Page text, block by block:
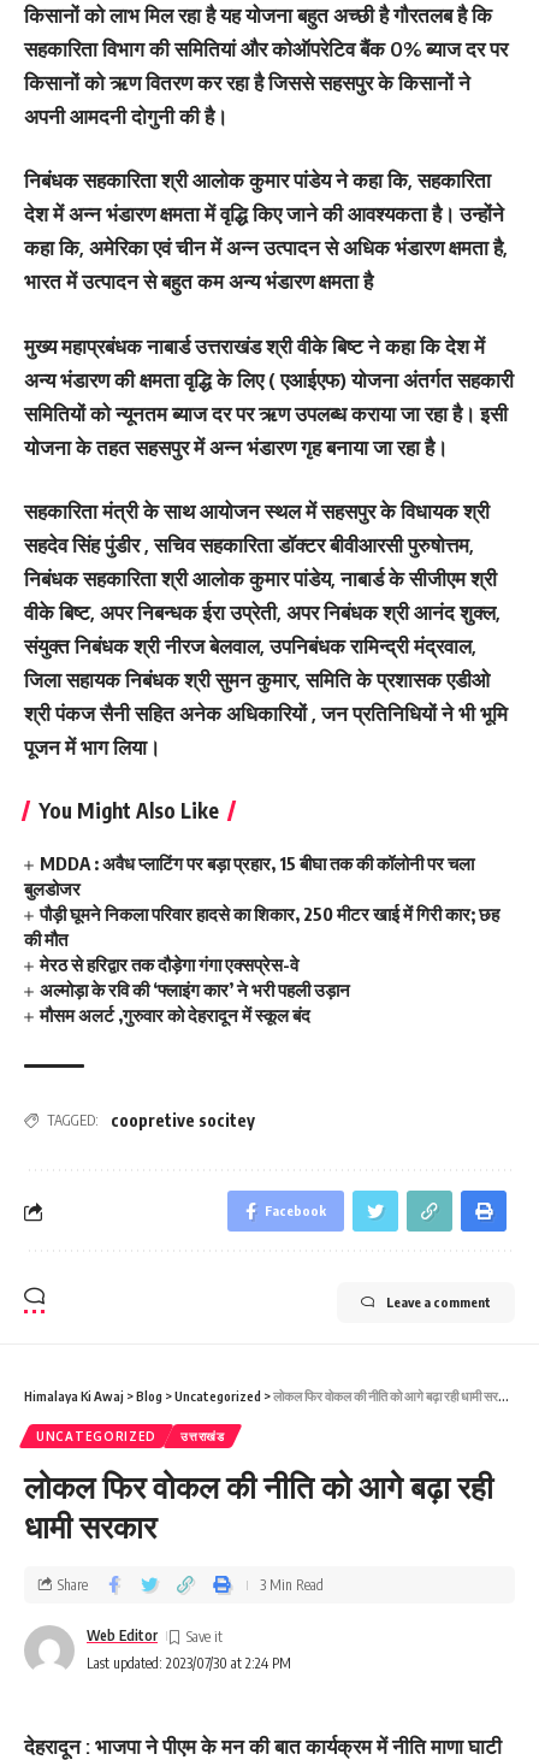
किसानों को लाभ मिल रहा है यह योजना बहुत अच्छी है गौरतलब है कि
सहकारिता विभाग की समितियां और कोऑपरेटिव बैंक 0% ब्याज दर पर
किसानों को ऋण वितरण कर रहा है जिससे सहसपुर के किसानों ने
अपनी आमदनी दोगुनी की है।
निबंधक सहकारिता श्री आलोक कुमार पांडेय ने कहा कि, सहकारिता
देश में अन्न भंडारण क्षमता में वृद्धि किए जाने की आवश्यकता है। उन्होंने
कहा कि, अमेरिका एवं चीन में अन्न उत्पादन से अधिक भंडारण क्षमता है,
भारत में उत्पादन से बहुत कम अन्य भंडारण क्षमता है
मुख्य महाप्रबंधक नाबार्ड उत्तराखंड श्री वीके बिष्ट ने कहा कि देश में
अन्य भंडारण की क्षमता वृद्धि के लिए ( एआईएफ) योजना अंतर्गत सहकारी
समितियों को न्यूनतम ब्याज दर पर ऋण उपलब्ध कराया जा रहा है। इसी
योजना के तहत सहसपुर में अन्न भंडारण गृह बनाया जा रहा है।
सहकारिता मंत्री के साथ आयोजन स्थल में सहसपुर के विधायक श्री
सहदेव सिंह पुंडीर , सचिव सहकारिता डॉक्टर बीवीआरसी पुरुषोत्तम,
निबंधक सहकारिता श्री आलोक कुमार पांडेय, नाबार्ड के सीजीएम श्री
वीके बिष्ट, अपर निबन्धक ईरा उप्रेती, अपर निबंधक श्री आनंद शुक्ल,
संयुक्त निबंधक श्री नीरज बेलवाल, उपनिबंधक रामिन्द्री मंद्रवाल,
जिला सहायक निबंधक श्री सुमन कुमार, समिति के प्रशासक एडीओ
श्री पंकज सैनी सहित अनेक अधिकारियों , जन प्रतिनिधियों ने भी भूमि
पूजन में भाग लिया।
You Might Also Like
MDDA : अवैध प्लाटिंग पर बड़ा प्रहार, 15 बीघा तक की कॉलोनी पर चला
बुलडोजर
पौड़ी घूमने निकला परिवार हादसे का शिकार, 250 मीटर खाई में गिरी कार; छह
की मौत
मेरठ से हरिद्वार तक दौड़ेगा गंगा एक्सप्रेस-वे
अल्मोड़ा के रवि की ‘फ्लाइंग कार’ ने भरी पहली उड़ान
मौसम अलर्ट ,गुरुवार को देहरादून में स्कूल बंद
TAGGED: coopretive socitey
Facebook
Leave a comment
Himalaya Ki Awaj >Blog >Uncategorized >लोकल फिर वोकल की नीति को आगे बढ़ा रही धामी सरकार
UNCATEGORIZED उत्तराखंड
लोकल फिर वोकल की नीति को आगे बढ़ा रही
धामी सरकार
Last updated: 2023/07/30 at 2:24 PM
Web Editor
Share 3 Min Read
देहरादून : भाजपा ने पीएम के मन की बात कार्यक्रम में नीति माणा घाटी